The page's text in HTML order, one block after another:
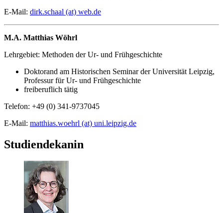
E-Mail: dirk.schaal (at) web.de
M.A. Matthias Wöhrl
Lehrgebiet: Methoden der Ur- und Frühgeschichte
Doktorand am Historischen Seminar der Universität Leipzig,
Professur für Ur- und Frühgeschichte
freiberuflich tätig
Telefon: +49 (0) 341-9737045
E-Mail: matthias.woehrl (at) uni.leipzig.de
Studiendekanin